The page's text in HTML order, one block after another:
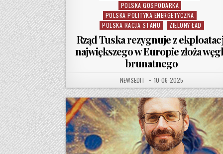
POLSKA GOSPODARKA
POLSKA POLITYKA ENERGETYCZNA
POLSKA RACJA STANU
ZIELONY ŁAD
Rząd Tuska rezygnuje z
największego w Europie złoża
brunatnego
AUTHOR:
NEWSEDIT PUBLISHED DATE:
10-06-2025